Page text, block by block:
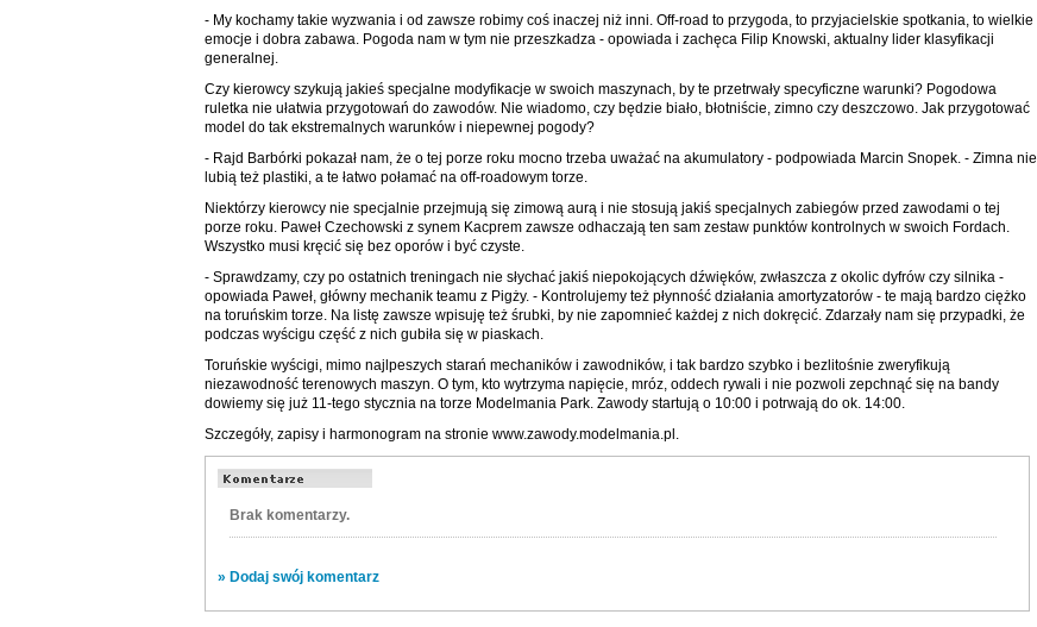
- My kochamy takie wyzwania i od zawsze robimy coś inaczej niż inni. Off-road to przygoda, to przyjacielskie spotkania, to wielkie
emocje i dobra zabawa. Pogoda nam w tym nie przeszkadza - opowiada i zachęca Filip Knowski, aktualny lider klasyfikacji
generalnej.
Czy kierowcy szykują jakieś specjalne modyfikacje w swoich maszynach, by te przetrwały specyficzne warunki? Pogodowa
ruletka nie ułatwia przygotowań do zawodów. Nie wiadomo, czy będzie biało, błotniście, zimno czy deszczowo. Jak przygotować
model do tak ekstremalnych warunków i niepewnej pogody?
- Rajd Barbórki pokazał nam, że o tej porze roku mocno trzeba uważać na akumulatory - podpowiada Marcin Snopek. - Zimna nie
lubią też plastiki, a te łatwo połamać na off-roadowym torze.
Niektórzy kierowcy nie specjalnie przejmują się zimową aurą i nie stosują jakiś specjalnych zabiegów przed zawodami o tej
porze roku. Paweł Czechowski z synem Kacprem zawsze odhaczają ten sam zestaw punktów kontrolnych w swoich Fordach.
Wszystko musi kręcić się bez oporów i być czyste.
- Sprawdzamy, czy po ostatnich treningach nie słychać jakiś niepokojących dźwięków, zwłaszcza z okolic dyfrów czy silnika -
opowiada Paweł, główny mechanik teamu z Pigży. - Kontrolujemy też płynność działania amortyzatorów - te mają bardzo ciężko
na toruńskim torze. Na listę zawsze wpisuję też śrubki, by nie zapomnieć każdej z nich dokręcić. Zdarzały nam się przypadki, że
podczas wyścigu część z nich gubiła się w piaskach.
Toruńskie wyścigi, mimo najlpeszych starań mechaników i zawodników, i tak bardzo szybko i bezlitośnie zweryfikują
niezawodność terenowych maszyn. O tym, kto wytrzyma napięcie, mróz, oddech rywali i nie pozwoli zepchnąć się na bandy
dowiemy się już 11-tego stycznia na torze Modelmania Park. Zawody startują o 10:00 i potrwają do ok. 14:00.
Szczegóły, zapisy i harmonogram na stronie www.zawody.modelmania.pl.
Brak komentarzy.
» Dodaj swój komentarz